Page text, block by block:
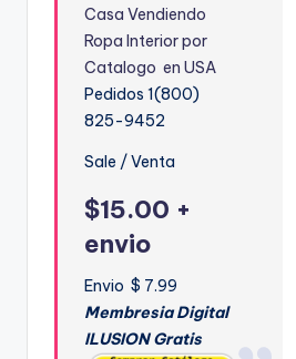
Casa Vendiendo
Ropa Interior por
Catalogo en USA
Pedidos 1(800)
825-9452
Sale / Venta
$15.00 +
envio
Envio $ 7.99
Membresia Digital
ILUSION Gratis